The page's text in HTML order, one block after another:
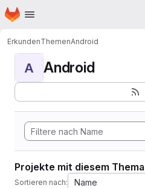
Zum Hauptinhalt springen
Startseite
ErkundenThemenAndroid
A Android
Projekte mit diesem Thema
Sortieren nach: Name